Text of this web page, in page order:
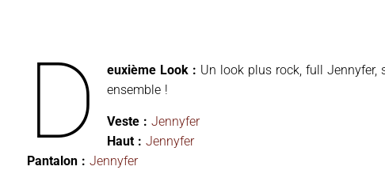
D euxième Look : Un look plus rock, full Jennyfer,
ensemble !
Veste : Jennyfer
Haut : Jennyfer
Pantalon : Jennyfer